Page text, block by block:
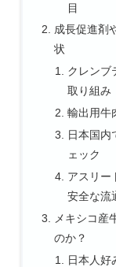
目
成長促進剤
状
クレンブ
取り組み
輸出用牛
日本国内
ェック
アスリー
安全な流
メキシコ産
のか？
日本人好